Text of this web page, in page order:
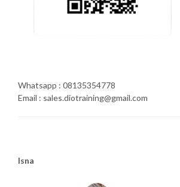
Whatsapp : 08135354778
Email : sales.diotraining@gmail.com
Isna